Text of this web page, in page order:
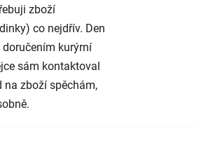
zboží
co nejdřív. Den
kurýrní
sám kontaktoval
na zboží spěchám,